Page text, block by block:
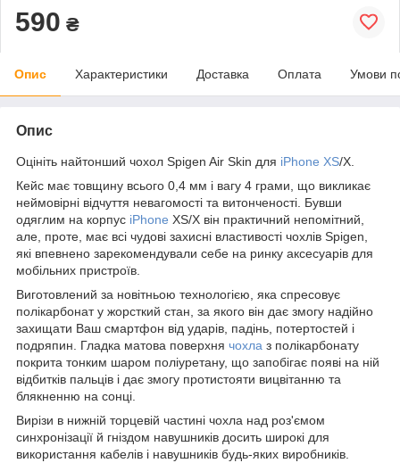
590 ₴
Опис Характеристики Доставка Оплата Умови
Опис
Оцініть найтонший чохол Spigen Air Skin для iPhone XS/X.
Кейс має товщину всього 0,4 мм і вагу 4 грами, що викликає
неймовірні відчуття невагомості та витонченості. Бувши
одяглим на корпус iPhone XS/X він практичний непомітний,
але, проте, має всі чудові захисні властивості чохлів Spigen,
які впевнено зарекомендували себе на ринку аксесуарів для
мобільних пристроїв.
Виготовлений за новітньою технологією, яка спресовує
полікарбонат у жорсткий стан, за якого він дає змогу надійно
захищати Ваш смартфон від ударів, падінь, потертостей і
подряпин. Гладка матова поверхня чохла з полікарбонату
покрита тонким шаром поліуретану, що запобігає появі на ній
відбитків пальців і дає змогу протистояти вицвітанню та
блякненню на сонці.
Вирізи в нижній торцевій частині чохла над роз'ємом
синхронізації й гніздом навушників досить широкі для
використання кабелів і навушників будь-яких виробників.